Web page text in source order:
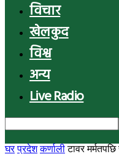
विचार
खेलकुद
विश्व
अन्य
Live Radio
घर प्रदेश कर्णाली टावर